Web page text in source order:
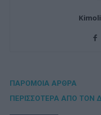
ΠΑΡΟΜΟΙΑ ΑΡΘΡΑ
ΠΕΡΙΣΣΟΤΕΡΑ ΑΠΟ ΤΟΝ